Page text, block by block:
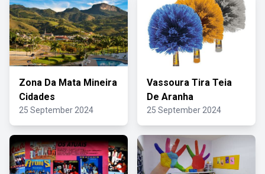
Zona Da Mata Mineira
Cidades
25 September 2024
Vassoura Tira Teia
De Aranha
25 September 2024